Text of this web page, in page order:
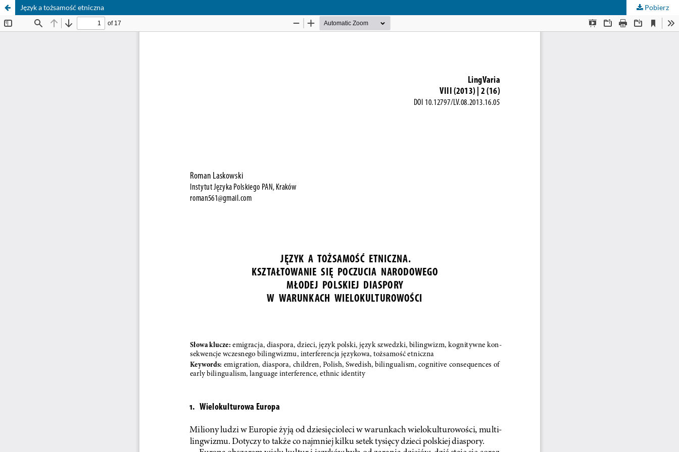
Język a tożsamość etniczna Pobierz